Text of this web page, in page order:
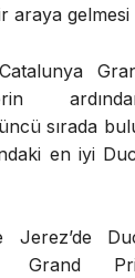
araya
sırada
en iyi
Grand